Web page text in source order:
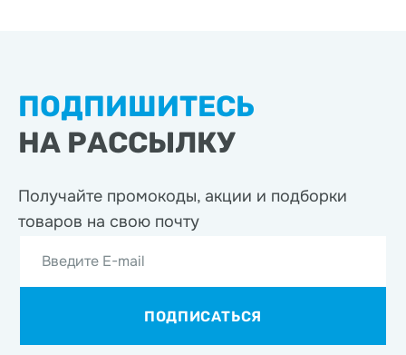
ПОДПИШИТЕСЬ
НА РАССЫЛКУ
Получайте промокоды, акции и подборки
товаров на свою почту
Введите E-mail
ПОДПИСАТЬСЯ